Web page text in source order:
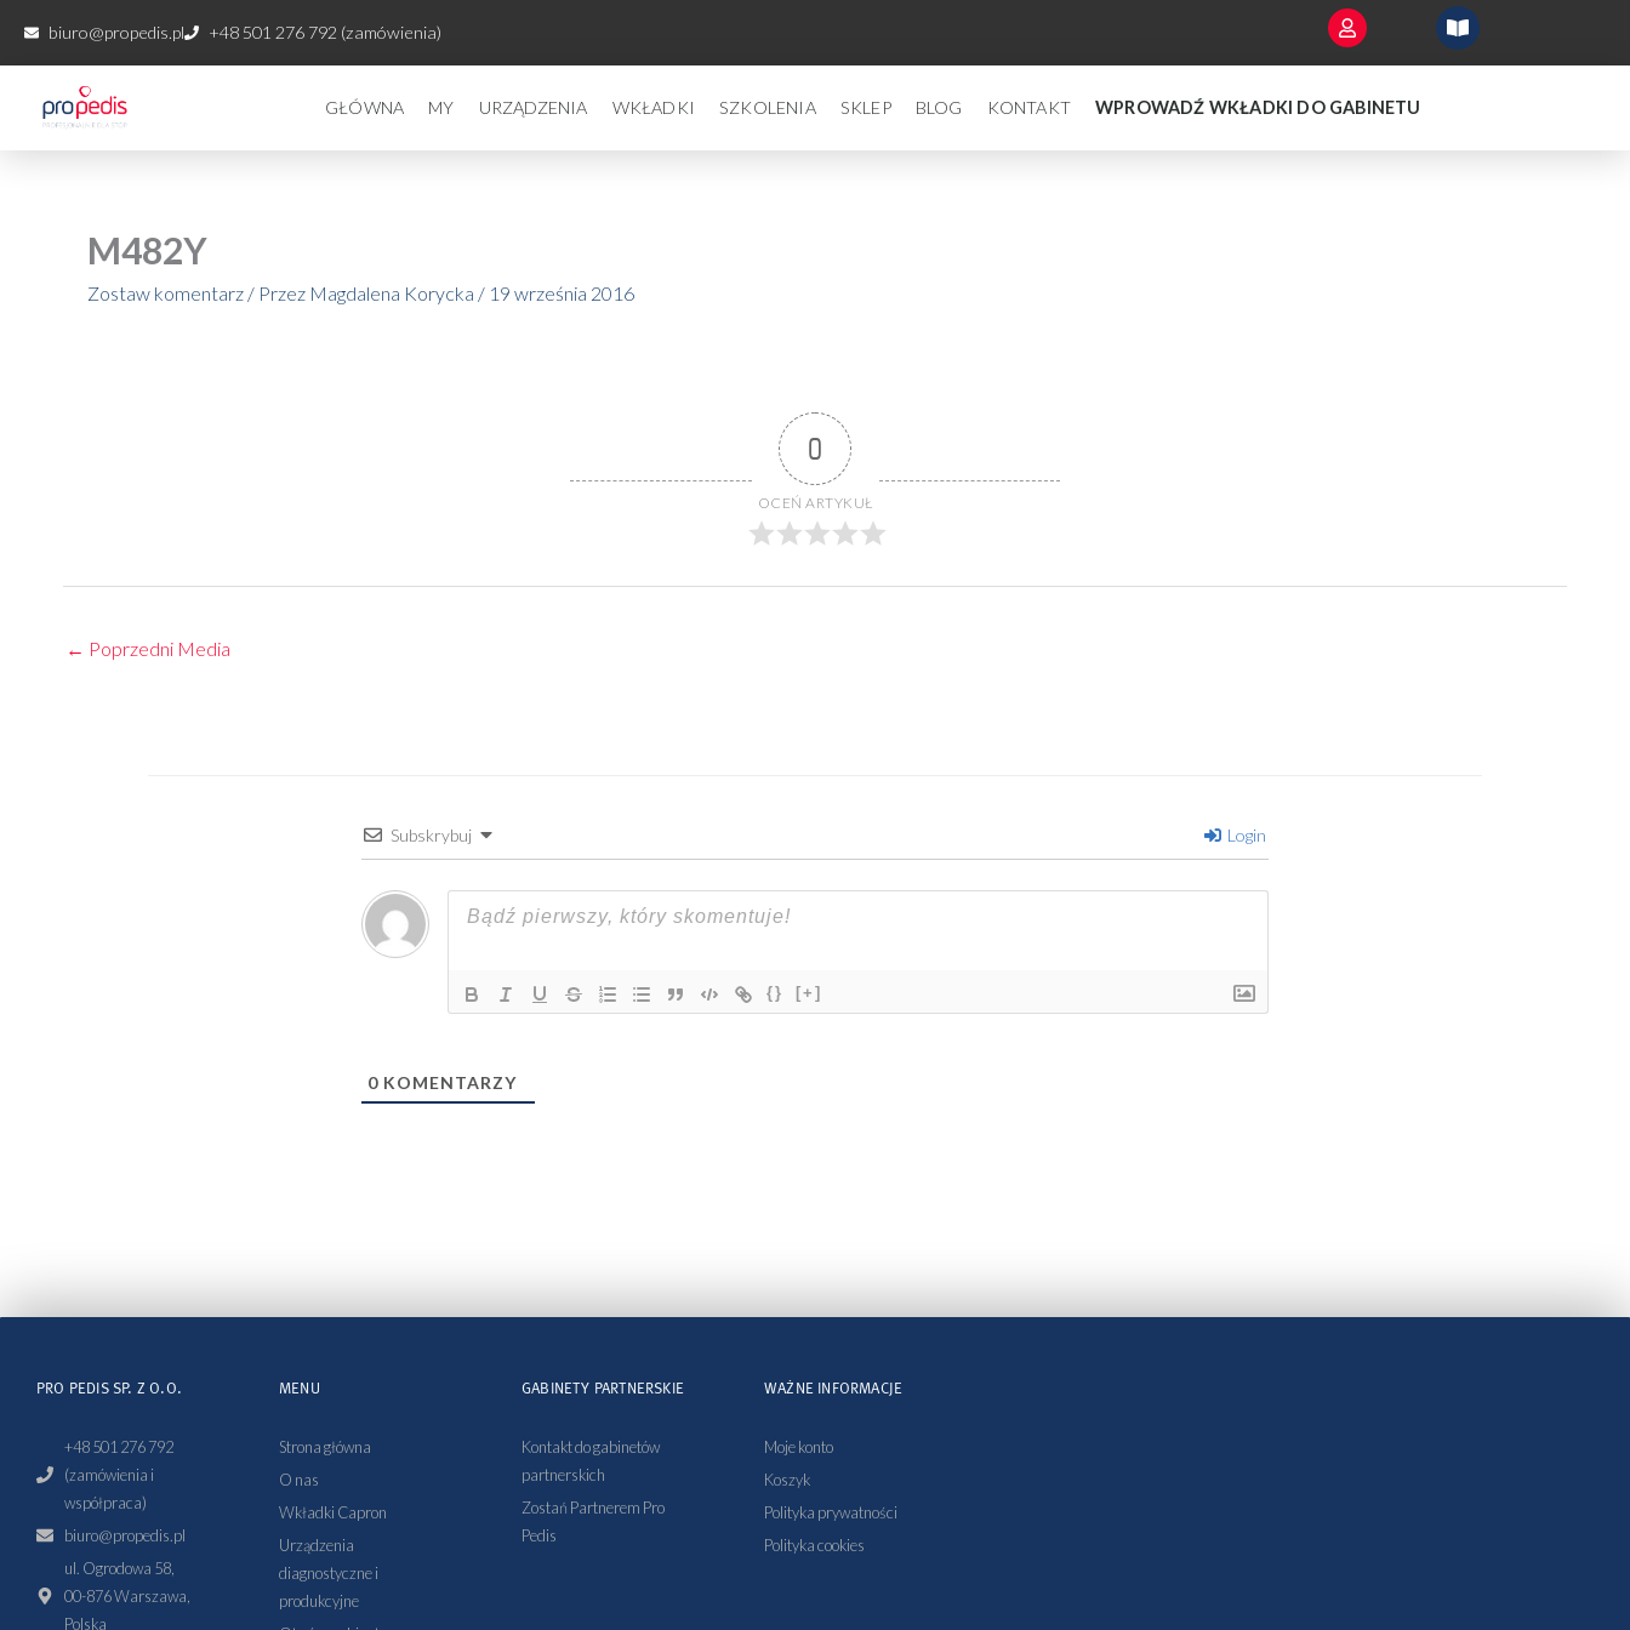
biuro@propedis.pl +48 501 276 792 (zamówienia)
GŁÓWNA MY URZĄDZENIA WKŁADKI SZKOLENIA SKLEP BLOG KONTAKT WPROWADŹ WKŁADKI DO GABINETU
M482Y
Zostaw komentarz / Przez Magdalena Korycka / 19 września 2016
0
OCEŃ ARTYKUŁ
← Poprzedni Media
Subskrybuj Login
{} [+]
0 KOMENTARZY
PRO PEDIS SP. Z O.O.
+48 501 276 792
(zamówienia i
współpraca)
biuro@propedis.pl
ul. Ogrodowa 58,
00-876 Warszawa,
Polska
MENU
Strona główna
O nas
Wkładki Capron
Urządzenia
diagnostyczne i
produkcyjne
GABINETY PARTNERSKIE
Kontakt do gabinetów
partnerskich
Zostań Partnerem Pro
Pedis
WAŻNE INFORMACJE
Moje konto
Koszyk
Polityka prywatności
Polityka cookies